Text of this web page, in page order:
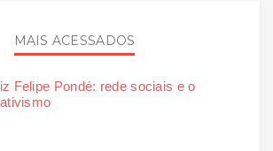
MAIS ACESSADOS
Felipe Pondé: rede sociais e o